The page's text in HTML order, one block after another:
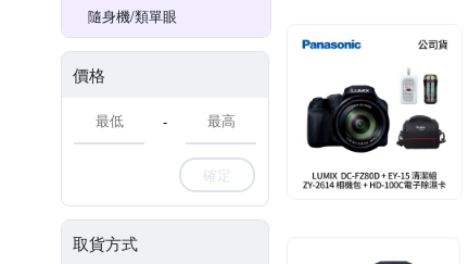
隨身機/類單眼
價格
-
確定
取貨方式